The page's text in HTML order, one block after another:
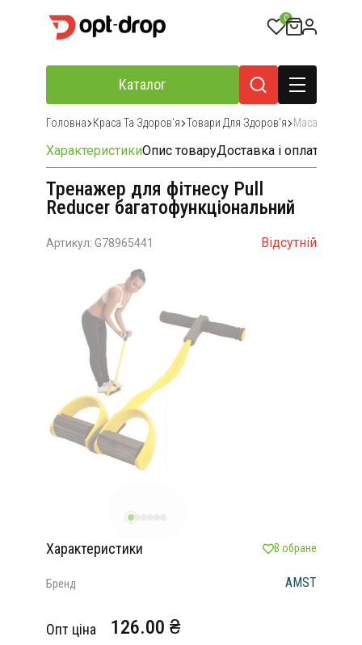
0
Каталог
Головна Краса Та Здоровʼя Товари Для Здоровʼя Масажери Та
ХарактеристикиОпис товаруДоставка і оплата
Тренажер для фітнесу Pull
Reducer багатофункціональний
Артикул: G78965441 Відсутній
Характеристики В обране
Бренд AMST
Опт ціна 126.00 ₴